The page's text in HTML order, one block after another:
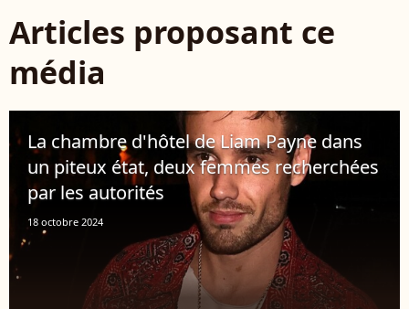
Articles proposant ce
média
La chambre d'hôtel de Liam Payne dans
un piteux état, deux femmes recherchées
par les autorités
18 octobre 2024